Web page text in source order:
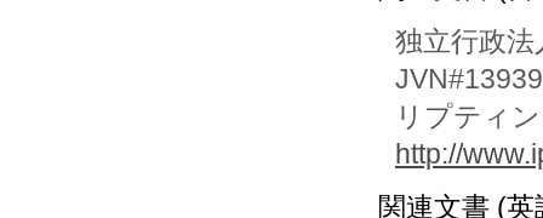
独立行政
リプティ
http://
関連文書 (英